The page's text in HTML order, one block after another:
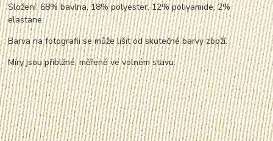
Složení: 68% bavlna, 18% polyester, 12% poliyamide, 2%
elastane.
Barva na fotografii se může lišit od skutečné barvy zboží.
Míry jsou přiblžné, měřené ve volném stavu.